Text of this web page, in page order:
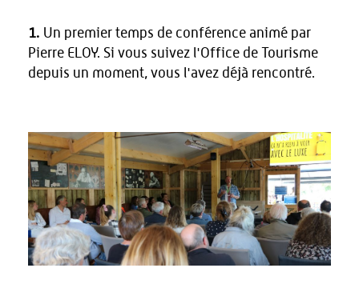
1. Un premier temps de conférence animé par
Pierre ELOY. Si vous suivez l'Office de Tourisme
depuis un moment, vous l'avez déjà rencontré.